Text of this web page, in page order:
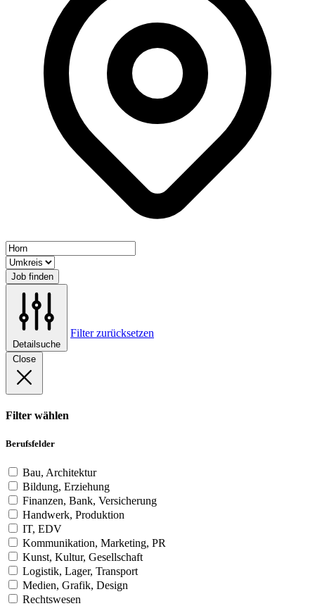
Job finden
Detailsuche
Filter zurücksetzen
Close
Filter wählen
Berufsfelder
Bau, Architektur
Bildung, Erziehung
Finanzen, Bank, Versicherung
Handwerk, Produktion
IT, EDV
Kommunikation, Marketing, PR
Kunst, Kultur, Gesellschaft
Logistik, Lager, Transport
Medien, Grafik, Design
Rechtswesen